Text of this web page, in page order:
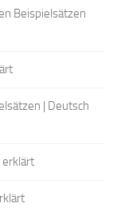
Beispielsätzen
| Deutsch
erklärt